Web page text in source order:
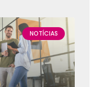
NOTÍCIAS